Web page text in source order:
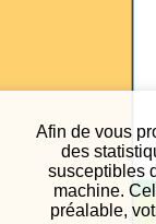
Afin de vous
des
susceptibles
machine.
préalable,